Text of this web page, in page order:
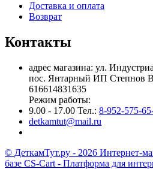
Доставка и оплата
Возврат
Контакты
адрес магазина: ул.
пос. Янтарный ИП Степнов
616614831635
Режим работы:
9.00 - 17.00 Тел.: 8-952-575-
detkamtut@mail.ru
© ДеткамТут.ру - 2026 Интернет-
базе CS-Cart - Платформа для